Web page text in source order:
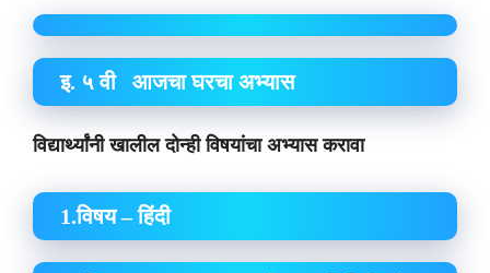
इ. ५ वी आजचा घरचा अभ्यास
विद्यार्थ्यांनी खालील दोन्ही विषयांचा अभ्यास करावा
1.विषय – हिंदी